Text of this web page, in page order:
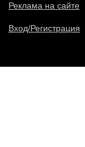
Реклама на сайте
Вход/Регистрация